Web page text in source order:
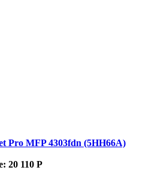
Pro MFP 4303fdn (5HH66A)
20 110 Р